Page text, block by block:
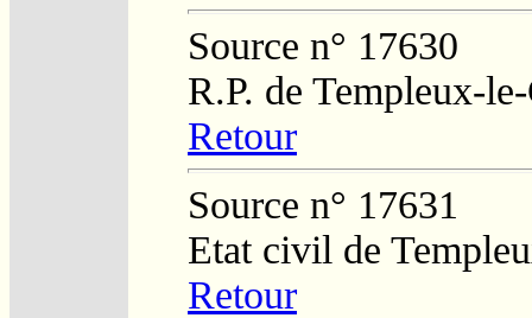
Source n° 17630
R.P. de Templeux-
Retour
Source n° 17631
Etat civil de
Retour